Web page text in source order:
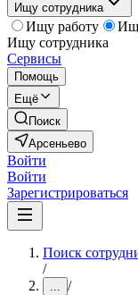
Ищу сотрудника
Ищу работу
Ищу сотрудника
Сервисы
Помощь
Ещё
Поиск
Арсеньево
Войти
Войти
Зарегистрироваться
Поиск
/
... /